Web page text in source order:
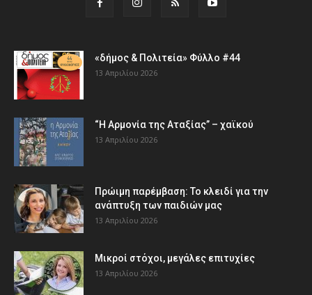
«δήμος & Πολιτεία» Φύλλο #44
13 Απριλίου 2026
“Η Αρμονία της Αταξίας” – χαϊκού
13 Απριλίου 2026
Πρώιμη παρέμβαση: Το κλειδί για την
ανάπτυξη των παιδιών µας
13 Απριλίου 2026
Μικροί στόχοι, μεγάλες επιτυχίες
13 Απριλίου 2026